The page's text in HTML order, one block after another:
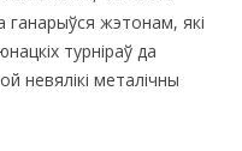
жэтонам, які
турніраў да
невялікі металічны